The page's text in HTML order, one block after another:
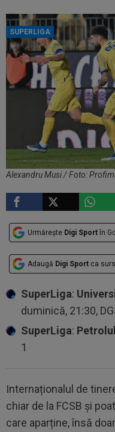
SUPERLIGA
Alexandru Musi / Foto:
Urmărește Digi Sport în
Adaugă Digi Sport ca
SuperLiga:
duminică, 21:30,
SuperLiga: Petrolul
1
Internaționalul de
chiar de la FCSB și
care aparține, însă